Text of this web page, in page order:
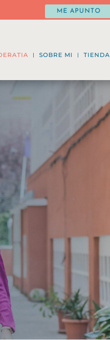
ME APUNTO
SOBRE MI TIENDA